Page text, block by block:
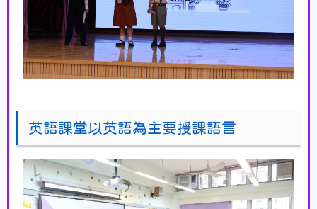
英語課堂以英語為主要授課語言